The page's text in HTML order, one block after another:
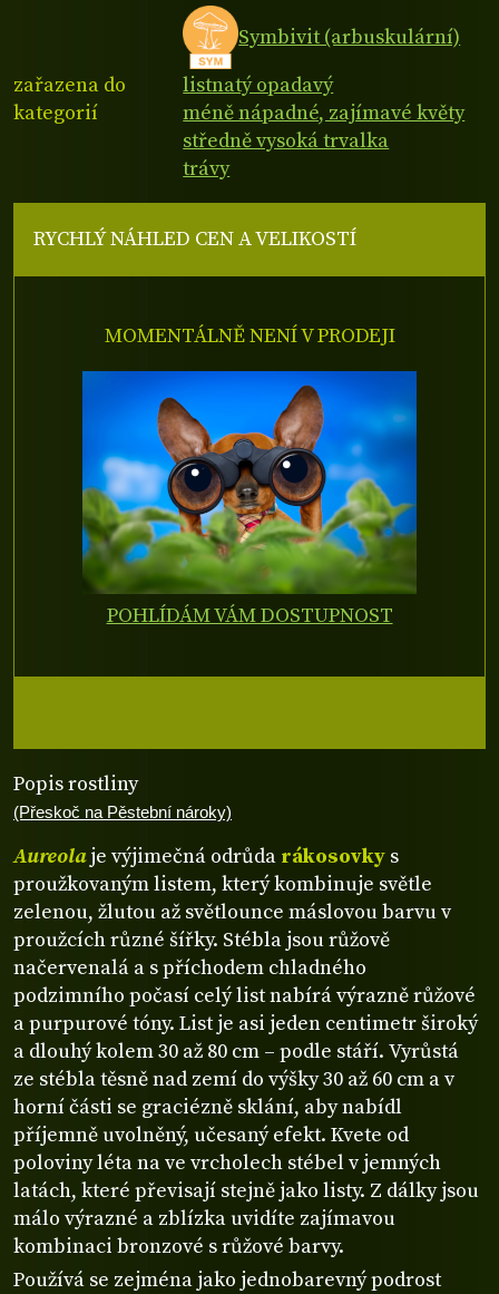
Symbivit (arbuskulární)
zařazena do
kategorií
listnatý opadavý
méně nápadné, zajímavé květy
středně vysoká trvalka
trávy
Popis rostliny
(Přeskoč na Pěstební nároky)
Aureolaje výjimečná odrůda rákosovky s
proužkovaným listem, který kombinuje světle
zelenou, žlutou až světlounce máslovou barvu v
proužcích různé šířky. Stébla jsou růžově
načervenalá a s příchodem chladného
podzimního počasí celý list nabírá výrazně růžové
a purpurové tóny. List je asi jeden centimetr široký
a dlouhý kolem 30 až 80 cm – podle stáří. Vyrůstá
ze stébla těsně nad zemí do výšky 30 až 60 cm a v
horní části se graciézně sklání, aby nabídl
příjemně uvolněný, učesaný efekt. Kvete od
poloviny léta na ve vrcholech stébel v jemných
latách, které převisají stejně jako listy. Z dálky jsou
málo výrazné a zblízka uvidíte zajímavou
kombinaci bronzové s růžové barvy.
Používá se zejména jako jednobarevný podrost
RYCHLÝ NÁHLED CEN A VELIKOSTÍ
MOMENTÁLNĚ NENÍ V PRODEJI
POHLÍDÁM VÁM DOSTUPNOST